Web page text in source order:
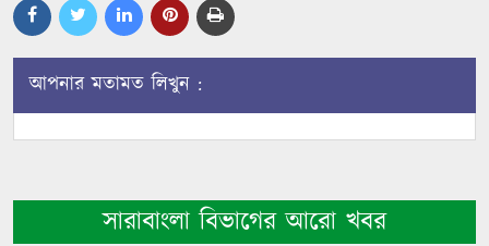
আপনার মতামত লিখুন :
সারাবাংলা বিভাগের আরো খবর